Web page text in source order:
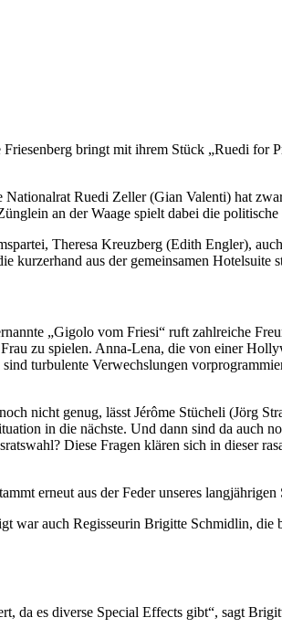
bringt mit ihrem Stück „Ruedi for
Ruedi Zeller (Gian Valenti) hat
an der Waage spielt dabei die
Theresa Kreuzberg (Edith Engler),
kurzerhand aus der gemein­samen Hotelsuite
„Gigolo vom Friesi“ ruft zahlreiche
zu spielen. Anna-Lena, die von einer
turbulente Verwechslungen
nicht genug, lässt Jérôme Stücheli (Jörg
in die nächste. Und dann sind da auch
Diese Fragen klären sich in dieser
erneut aus der Feder unseres
war auch Regisseurin Brigitte Schmidlin,
da es diverse Special Effects gibt“, sagt